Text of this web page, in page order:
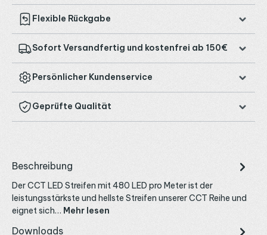
Flexible Rückgabe
Sofort Versandfertig und kostenfrei ab 150€
Persönlicher Kundenservice
Geprüfte Qualität
Beschreibung
Der CCT LED Streifen mit 480 LED pro Meter ist der
leistungsstärkste und hellste Streifen unserer CCT Reihe und
eignet sich… Mehr lesen
Downloads